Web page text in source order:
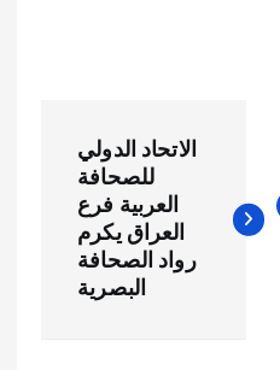
الاتحاد الدولي
للصحافة
العربية فرع
العراق يكرم
رواد الصحافة
البصرية